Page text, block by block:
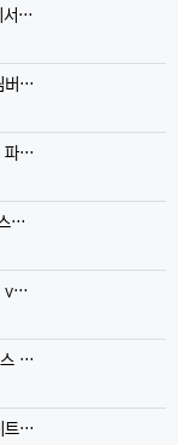
서…
버…
파…
…
v…
스 …
트…